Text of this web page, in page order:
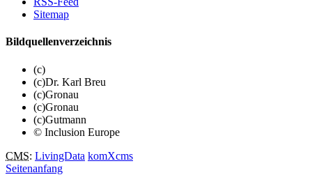
Sitemap
Bildquellenverzeichnis
(c)
(c)Dr. Karl Breu
(c)Gronau
(c)Gronau
(c)Gutmann
© Inclusion Europe
CMS: LivingData komXcms
Seitenanfang